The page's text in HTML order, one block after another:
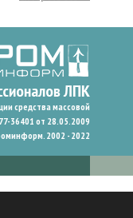
средства массовой
36401 от 28.05.2009
2002 - 2022
пользовательский